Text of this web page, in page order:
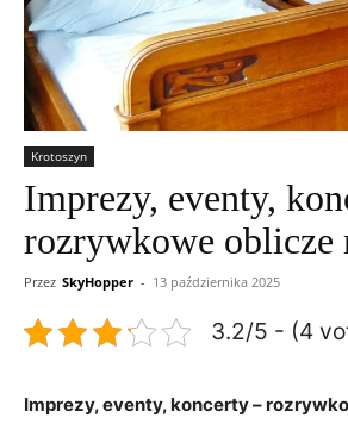
Krotoszyn
Imprezy, eventy,
rozrywkowe oblicze
Przez SkyHopper - 13 października 2025
3.2/5 - (4
Imprezy, eventy, koncerty –